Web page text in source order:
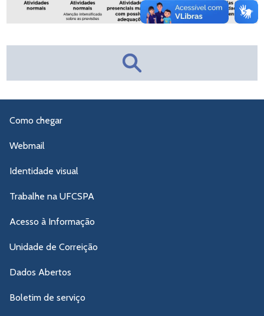
Como chegar
Webmail
Identidade visual
Trabalhe na UFCSPA
Acesso à Informação
Unidade de Correição
Dados Abertos
Boletim de serviço